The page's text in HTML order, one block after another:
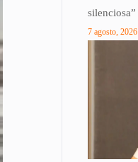
silenciosa”
7 agosto, 2026